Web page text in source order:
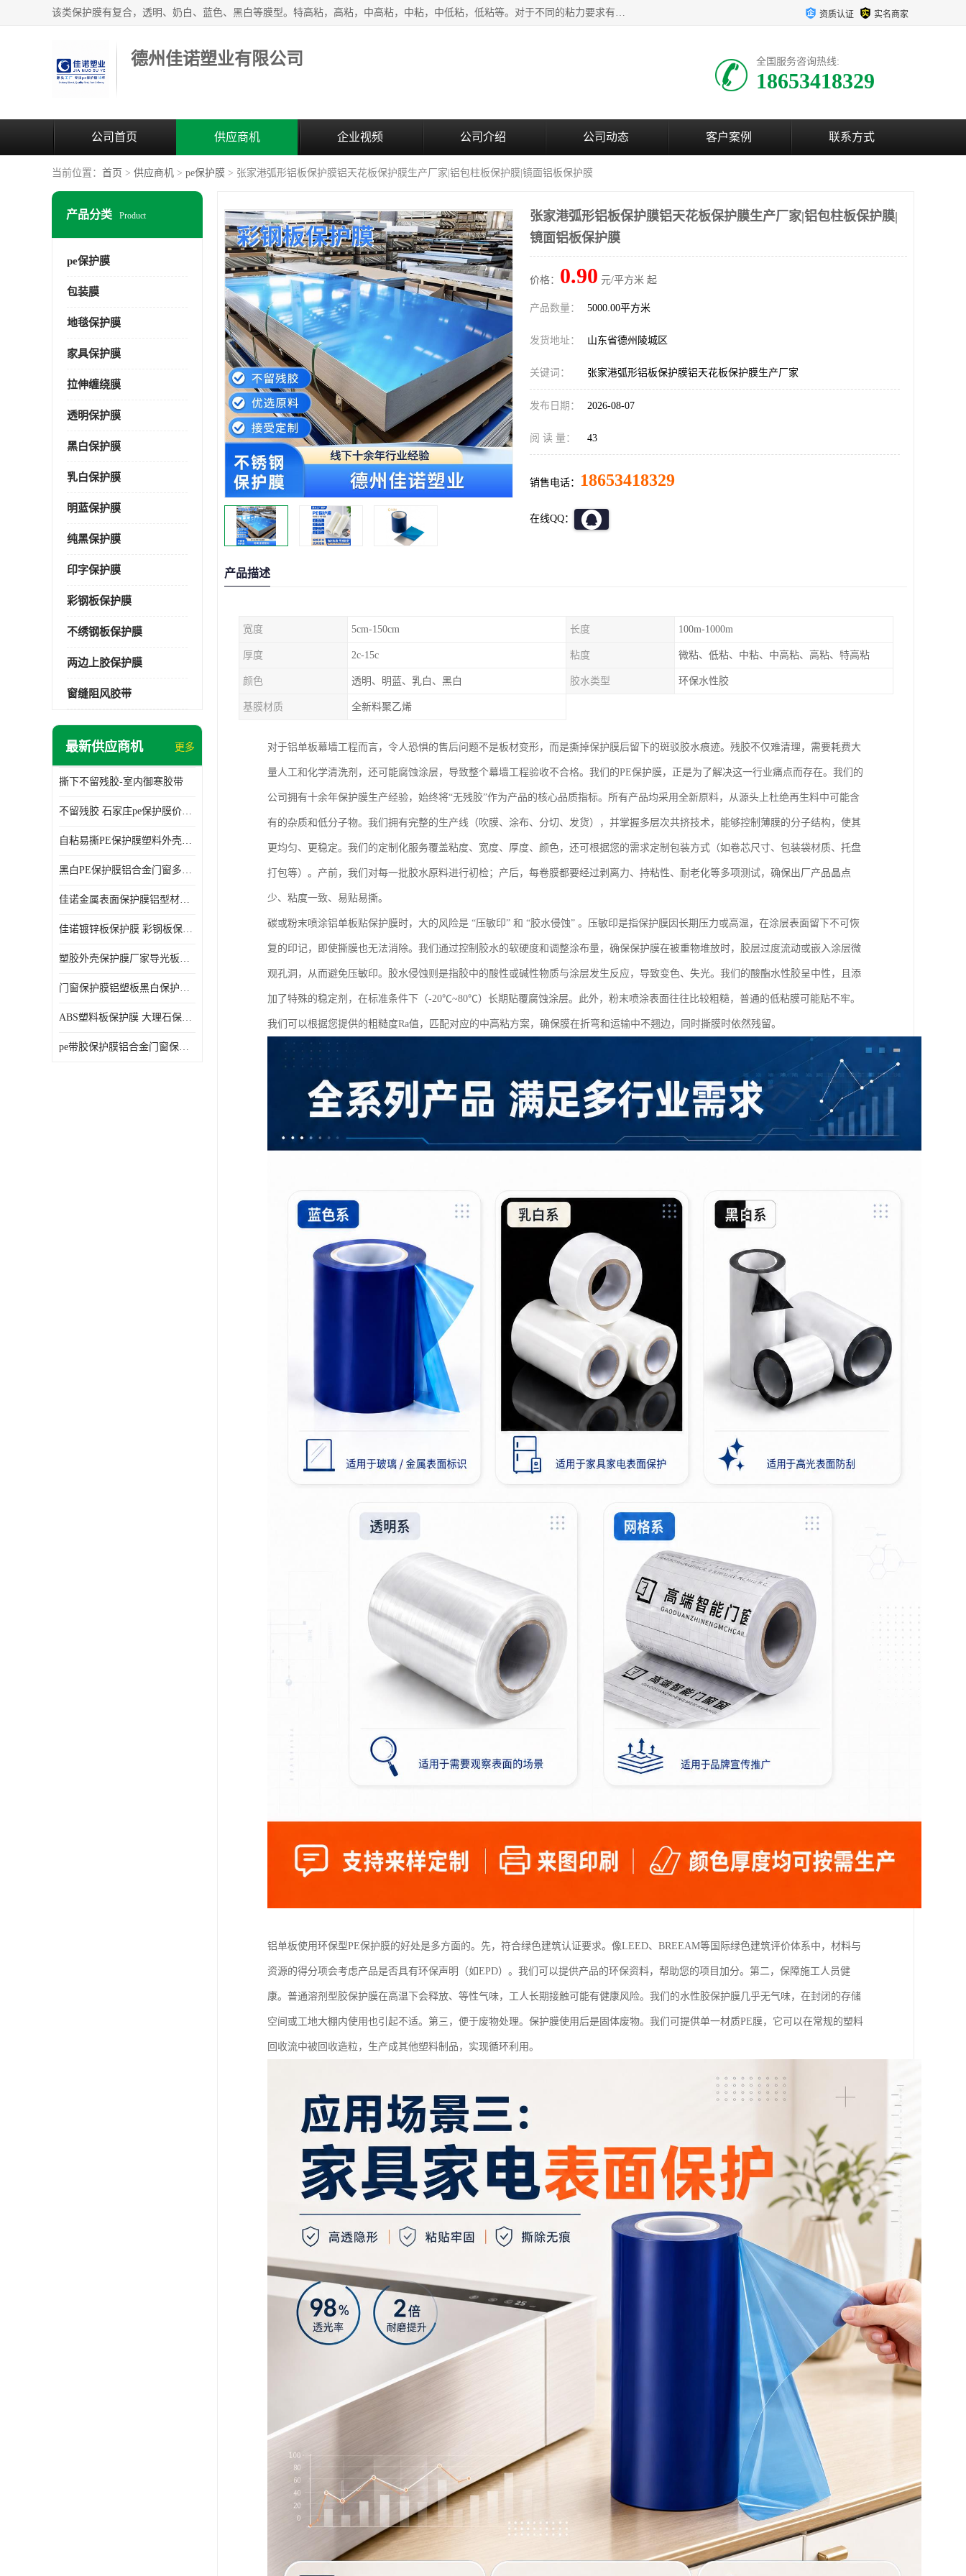
该类保护膜有复合，透明、奶白、蓝色、黑白等膜型。特高粘，高粘，中高粘，中粘，中低粘，低粘等。对于不同的粘力要求有相应的产品相适配。无胶渍残留污染。在较宽的收卷幅度下平整无皱纹，收卷长度大，利于机械化及自动化施工粘贴。为您的产品提供的表面保护解决方案。 产品广泛适用于：铝材、不锈钢、金属、塑料、电子、家电、家具、玻璃、化工材料、装饰材料等。 资质认证 实名商家
德州佳诺塑业有限公司 全国服务咨询热线:
18653418329
公司首页 供应商机 企业视频 公司介绍 公司动态 客户案例 联系方式
当前位置： 首页 > 供应商机 > pe保护膜 > 张家港弧形铝板保护膜铝天花板保护膜生产厂家|铝包柱板保护膜|镜面铝板保护膜
产品分类 Product
pe保护膜
包装膜
地毯保护膜
家具保护膜
拉伸缠绕膜
透明保护膜
黑白保护膜
乳白保护膜
明蓝保护膜
纯黑保护膜
印字保护膜
彩钢板保护膜
不绣钢板保护膜
两边上胶保护膜
窗缝阻风胶带
最新供应商机 更多
撕下不留残胶-室内御寒胶带
不留残胶 石家庄pe保护膜价格 塑料薄膜
自粘易撕PE保护膜塑料外壳导光板亚克力板膜操作方便
黑白PE保护膜铝合金门窗多种颜色支持定制生产
佳诺金属表面保护膜铝型材保护膜不留残胶铝合金窗框保护胶带
佳诺镀锌板保护膜 彩钢板保护pe保护膜
塑胶外壳保护膜厂家导光板保护膜 铝单板保护膜胶带易撕不留胶
门窗保护膜铝塑板黑白保护膜外墙保温板保护膜
ABS塑料板保护膜 大理石保护膜 缠鱼竿保护膜
pe带胶保护膜铝合金门窗保护不锈钢板保护膜大理石建筑材料保护
张家港弧形铝板保护膜铝天花板保护膜生产厂家|铝包柱板保护膜|
镜面铝板保护膜
价格： 0.90 元/平方米 起
产品数量： 5000.00平方米
发货地址： 山东省德州陵城区
关键词： 张家港弧形铝板保护膜铝天花板保护膜生产厂家
发布日期： 2026-08-07
阅 读 量： 43
销售电话： 18653418329
在线QQ：
产品描述
宽度 5cm-150cm 长度 100m-1000m
厚度 2c-15c 粘度 微粘、低粘、中粘、中高粘、高粘、特高粘
颜色 透明、明蓝、乳白、黑白 胶水类型 环保水性胶
基膜材质 全新料聚乙烯
对于铝单板幕墙工程而言，令人恐惧的售后问题不是板材变形，而是撕掉保护膜后留下的斑驳胶水痕迹。残胶不仅难清理，需要耗费大
量人工和化学清洗剂，还可能腐蚀涂层，导致整个幕墙工程验收不合格。我们的PE保护膜，正是为了解决这一行业痛点而存在。我们的
公司拥有十余年保护膜生产经验，始终将“无残胶”作为产品的核心品质指标。所有产品均采用全新原料，从源头上杜绝再生料中可能含
有的杂质和低分子物。我们拥有完整的生产线（吹膜、涂布、分切、发货），并掌握多层次共挤技术，能够控制薄膜的分子结构，使其
更均匀、更稳定。我们的定制化服务覆盖粘度、宽度、厚度、颜色，还可根据您的需求定制包装方式（如卷芯尺寸、包装袋材质、托盘
打包等）。产前，我们对每一批胶水原料进行初检；产后，每卷膜都要经过剥离力、持粘性、耐老化等多项测试，确保出厂产品晶点
少、粘度一致、易贴易撕。
碳或粉末喷涂铝单板贴保护膜时，大的风险是 “压敏印” 和 “胶水侵蚀” 。压敏印是指保护膜因长期压力或高温，在涂层表面留下不可恢
复的印记，即使撕膜也无法消除。我们通过控制胶水的软硬度和调整涂布量，确保保护膜在被重物堆放时，胶层过度流动或嵌入涂层微
观孔洞，从而避免压敏印。胶水侵蚀则是指胶中的酸性或碱性物质与涂层发生反应，导致变色、失光。我们的酸酯水性胶呈中性，且添
加了特殊的稳定剂，在标准条件下（-20℃~80℃）长期贴覆腐蚀涂层。此外，粉末喷涂表面往往比较粗糙，普通的低粘膜可能贴不牢。
我们可以根据您提供的粗糙度Ra值，匹配对应的中高粘方案，确保膜在折弯和运输中不翘边，同时撕膜时依然残留。
铝单板使用环保型PE保护膜的好处是多方面的。先，符合绿色建筑认证要求。像LEED、BREEAM等国际绿色建筑评价体系中，材料与
资源的得分项会考虑产品是否具有环保声明（如EPD）。我们可以提供产品的环保资料，帮助您的项目加分。第二，保障施工人员健
康。普通溶剂型胶保护膜在高温下会释放、等性气味，工人长期接触可能有健康风险。我们的水性胶保护膜几乎无气味，在封闭的存储
空间或工地大棚内使用也引起不适。第三，便于废物处理。保护膜使用后是固体废物。我们可提供单一材质PE膜，它可以在常规的塑料
回收流中被回收造粒，生产成其他塑料制品，实现循环利用。